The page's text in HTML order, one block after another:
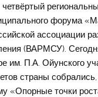
форума
ассоциации
(ВАРМСУ).
им. П.А. Ойунского
страны
«Опорные точки